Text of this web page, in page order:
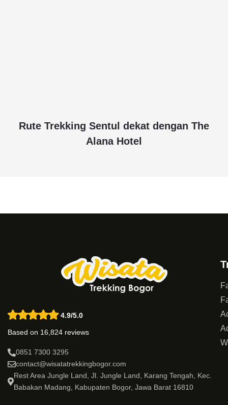
Rute Trekking Sentul dekat dengan The
Alana Hotel
4.9/5.0
Based on 16,824 reviews
0851 7300 3295
contact@wisatatrekkingbogor.com
Rest Area Jungle Land, Jl. Jungle Land, Karang Tengah, Kec.
Babakan Madang, Kabupaten Bogor, Jawa Barat 16810